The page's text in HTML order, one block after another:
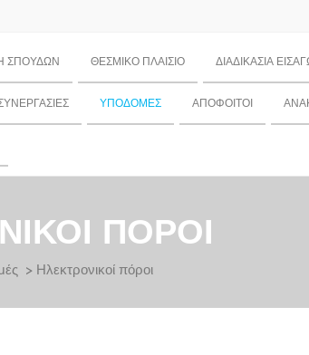
ΣΠΟΥΔΏΝ ΘΕΣΜΙΚΌ ΠΛΑΊΣΙΟ ΔΙΑΔΙΚΑΣΊΑ
ΥΠΟΔΟΜΈΣ ΑΠΌΦΟΙΤΟΙ
ΠΌΡΟΙ
> Ηλεκτρονικοί πόροι